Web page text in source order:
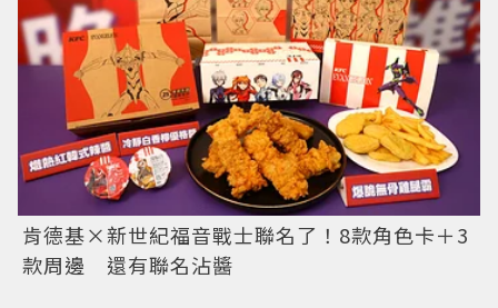
肯德基×新世紀福音戰士聯名了！8款角色卡＋3
款周邊 還有聯名沾醬